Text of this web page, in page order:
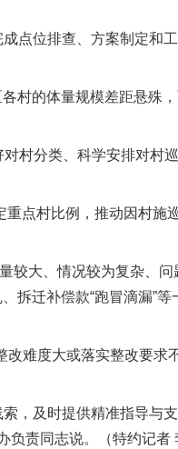
点位排查、方案制定和工
村的体量规模差距悬殊
村分类、科学安排对村
点村比例，推动因村施
大、情况较为复杂、问
拆迁补偿款“跑冒滴漏”等
难度大或落实整改要求
，及时提供精准指导与
责同志说。（特约记者